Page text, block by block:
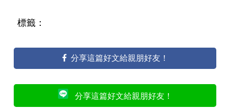
標籤：
分享這篇好文給親朋好友！
分享這篇好文給親朋好友！